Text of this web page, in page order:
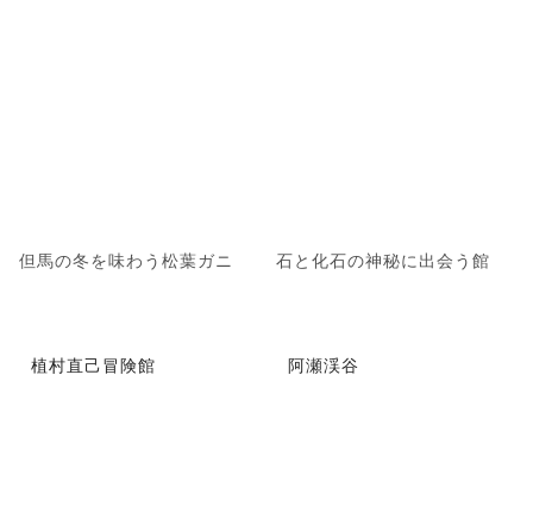
但馬の冬を味わう松葉ガニ 石と化石の神秘に出会う館
植村直己冒険館 阿瀬渓谷